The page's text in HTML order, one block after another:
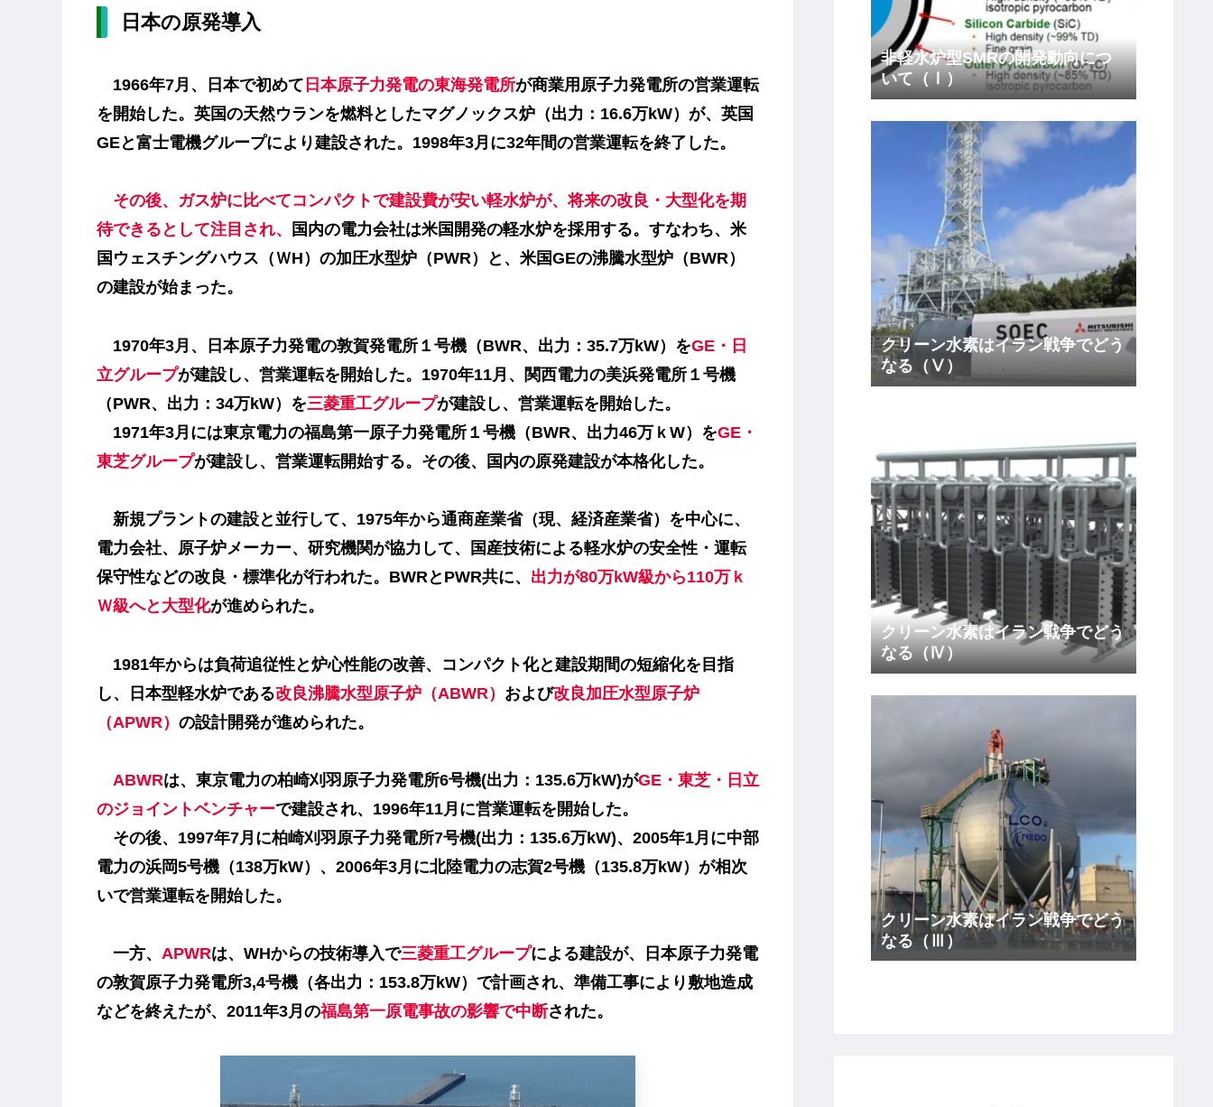
日本の原発導入
1966年7月、日本で初めて 日本原子力発電の東海発電所が商業用原子力発電所の営業運転
を開始した。英国の天然ウランを燃料としたマグノックス炉 （出力：16.6万kW）が、英国
GEと富士電機グループにより建設された。1998年3月に32年間の営業運転を終了した。
その後、ガス炉に比べてコンパクトで建設費が安い軽水炉が、将来の改良・大型化を期
待できるとして注目され、
国内の電力会社は米国開発の軽水炉を採用する。すなわち、米
国ウェスチングハウス（ＷH）の加圧水型炉（PWR） と、米国GEの沸騰水型炉（BWR）
の建設が始まった。
1970年3月、日本原子力発電の敦賀発電所１号機（BWR、出力：35.7万kW）をGE・日
立グループが建設し、営業運転を開始した。1970年11月、関西電力の美浜発電所１号機
（PWR、出力：34万kW）を三菱重工グループが建設し、営業運転を開始した。
1971年3月には東京電力の福島第一原子力発電所１号機（BWR、出力46万ｋW）をGE・
東芝グループが建設し、営業運転開始する。その後、国内の原発建設が本格化した。
新規プラントの建設と並行して、1975年から通商産業省（現、経済産業省）を中心に、
電力会社、原子炉メーカー、研究機関が協力して、国産技術による軽水炉の安全性・運転
保守性などの改良・標準化が行われた。BWRとPWR共に、 出力が80万kW級から110万ｋ
Ｗ級へと大型化が進められた。
1981年からは負荷追従性と炉心性能の改善、コンパクト化と建設期間の短縮化を目指
し、日本型軽水炉である改良沸騰水型原子炉（ABWR） および改良加圧水型原子炉
（APWR） の設計開発が進められた。
ABWRは、東京電力の柏崎刈羽原子力発電所6号機(出力：135.6万kW)がGE・東芝・日立
のジョイントベンチャーで建設され、1996年11月に営業運転を開始した。
その後、1997年7月に柏崎刈羽原子力発電所7号機(出力：135.6万kW)、2005年1月に中部
電力の浜岡5号機（138万kW）、2006年3月に北陸電力の志賀2号機（135.8万kW）が相次
いで営業運転を開始した。
一方、 APWRは、WHからの技術導入で三菱重工グループによる建設が、日本原子力発電
の敦賀原子力発電所3,4号機（各出力：153.8万kW）で計画され、準備工事により敷地造成
などを終えたが、2011年3月の福島第一原電事故の影響で中断された。
非軽水炉型SMRの開発動向につ
いて（Ⅰ）
クリーン水素はイラン戦争でどう
なる（Ⅴ）
クリーン水素はイラン戦争でどう
なる（Ⅳ）
クリーン水素はイラン戦争でどう
なる（Ⅲ）